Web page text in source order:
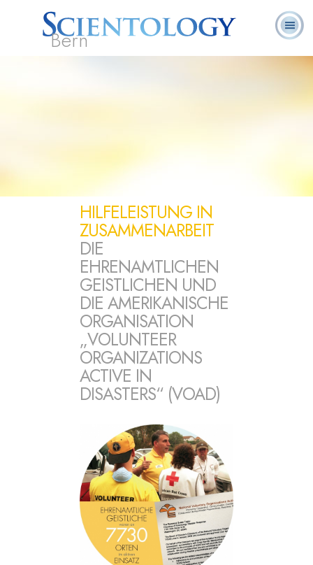
Bern
HILFELEISTUNG IN
ZUSAMMENARBEIT
DIE
EHRENAMTLICHEN
GEISTLICHEN UND
DIE AMERIKANISCHE
ORGANISATION
„VOLUNTEER
ORGANIZATIONS
ACTIVE IN
DISASTERS“ (VOAD)